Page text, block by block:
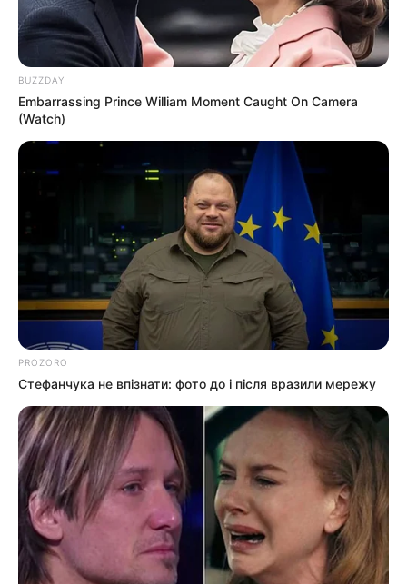
Пов’язаний запис
ПАРТНЕРСЬКІ МАТЕРІАЛИ
Попит на нерухомість в
Ужгороді зростає –
аналітика девелопера
BUZZDAY
Embarrassing Prince William Moment Caught On Camera
(Watch)
PROZORO
Стефанчука не впізнати: фото до і після вразили мережу